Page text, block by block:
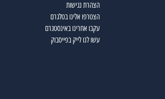
הצהרת נגישות
הצטרפו אלינו בטלגרם
עקבו אחרינו באינסטגרם
עשו לנו לייק בפייסבוק